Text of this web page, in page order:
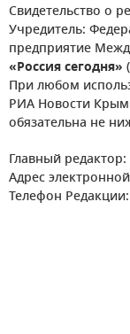
Свидетельство о
Учредитель:
предприятие
«Россия сегодня»
При любом
РИА Новости
обязательна не
Главный редактор:
Адрес
Телефон Редакции: